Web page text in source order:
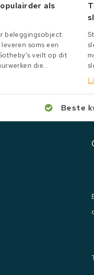
als
beleggingsobject:
soms een
veilt op dit
die...
Beste